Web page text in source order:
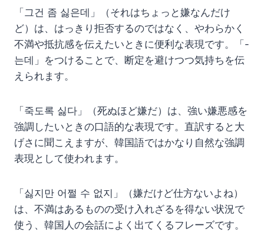
「그건 좀 싫은데」（それはちょっと嫌なんだけ
ど）は、はっきり拒否するのではなく、やわらかく
不満や抵抗感を伝えたいときに便利な表現です。「-
는데」をつけることで、断定を避けつつ気持ちを伝
えられます。
「죽도록 싫다」（死ぬほど嫌だ）は、強い嫌悪感を
強調したいときの口語的な表現です。直訳すると大
げさに聞こえますが、韓国語ではかなり自然な強調
表現として使われます。
「싫지만 어쩔 수 없지」（嫌だけど仕方ないよね）
は、不満はあるものの受け入れざるを得ない状況で
使う、韓国人の会話によく出てくるフレーズです。